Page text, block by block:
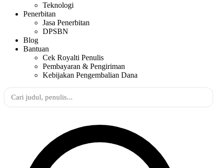
Teknologi
Penerbitan
Jasa Penerbitan
DPSBN
Blog
Bantuan
Cek Royalti Penulis
Pembayaran & Pengiriman
Kebijakan Pengembalian Dana